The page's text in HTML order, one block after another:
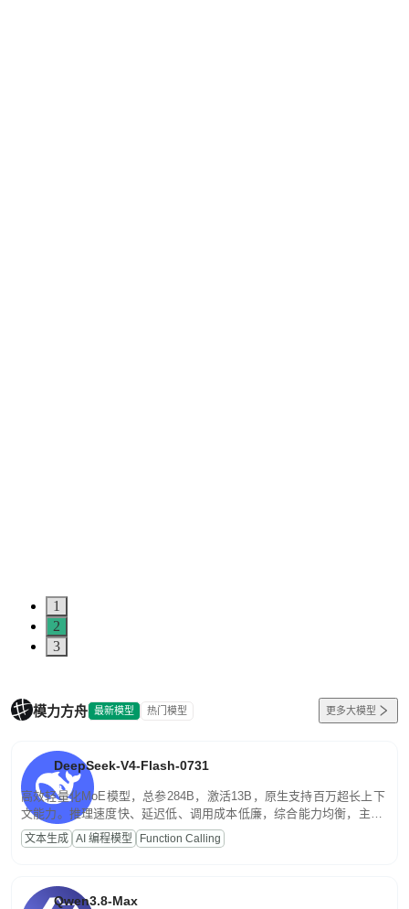
1
2
3
模力方舟 最新模型 热门模型 更多大模型
DeepSeek-V4-Flash-0731
高效轻量化MoE模型，总参284B，激活13B，原生支持百万超长上下
文能力。推理速度快、延迟低、调用成本低廉，综合能力均衡，主打
高并发、轻量化任务，适合日常对话、内容创作、基础 RAG、批量
文案处理等普惠刚需场景。
文本生成 AI 编程模型 Function Calling
Qwen3.8-Max